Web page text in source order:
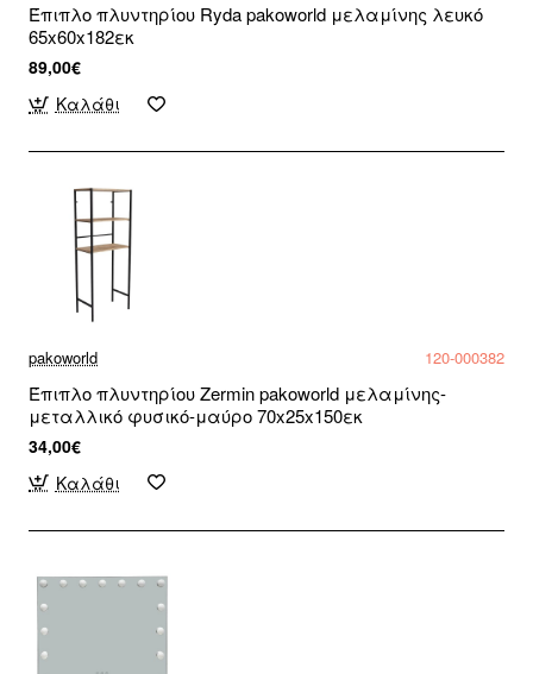
Έπιπλο πλυντηρίου Ryda pakoworld μελαμίνης λευκό
65x60x182εκ
89,00€
Καλάθι
pakoworld 120-000382
Έπιπλο πλυντηρίου Zermin pakoworld μελαμίνης-
μεταλλικό φυσικό-μαύρο 70x25x150εκ
34,00€
Καλάθι